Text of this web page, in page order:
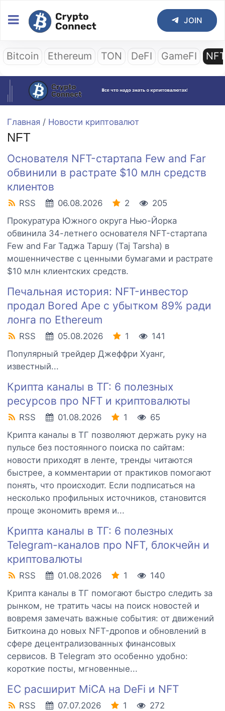
JOIN
Bitcoin Ethereum TON DeFI GameFI
Главная / Новости криптовалют
NFT
Основателя NFT-стартапа Few and Far
обвинили в растрате $10 млн средств
клиентов
RSS 06.08.2026 2
205
Прокуратура Южного округа Нью-Йорка
обвинила 34-летнего основателя NFT-стартапа
Few and Far Таджа Таршу (Taj Tarsha) в
мошенничестве с ценными бумагами и растрате
$10 млн клиентских средств.
Печальная история: NFT-инвестор
продал Bored Ape с убытком 89% ради
лонга по Ethereum
RSS 05.08.2026 1
141
Популярный трейдер Джеффри Хуанг,
известный...
Крипта каналы в ТГ: 6 полезных
ресурсов про NFT и криптовалюты
RSS 01.08.2026 1
65
Крипта каналы в ТГ позволяют держать руку на
пульсе без постоянного поиска по сайтам:
новости приходят в ленте, тренды читаются
быстрее, а комментарии от практиков помогают
понять, что происходит. Если подписаться на
несколько профильных источников, становится
проще экономить время и...
Крипта каналы в ТГ: 6 полезных
Telegram-каналов про NFT, блокчейн и
криптовалюты
RSS 01.08.2026 1
140
Крипта каналы в ТГ помогают быстро следить за
рынком, не тратить часы на поиск новостей и
вовремя замечать важные события: от движений
Биткоина до новых NFT-дропов и обновлений в
сфере децентрализованных финансовых
сервисов. В Telegram это особенно удобно:
короткие посты, мгновенные...
ЕС расширит MiCA на DeFi и NFT
RSS 07.07.2026 1
272